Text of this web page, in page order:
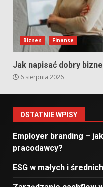
Biznes Finanse
Jak napisać dobry
6 sierpnia 2026
OSTATNIE WPISY
Employer branding –
pracodawcy?
ESG w małych i